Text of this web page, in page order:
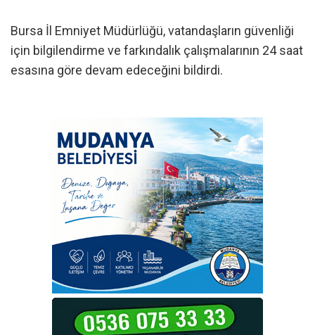
Bursa İl Emniyet Müdürlüğü, vatandaşların güvenliği
için bilgilendirme ve farkındalık çalışmalarının 24 saat
esasına göre devam edeceğini bildirdi.